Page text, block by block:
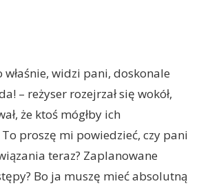
właśnie, widzi pani, doskonale
– reżyser rozejrzał się wokół,
że ktoś mógłby ich
To proszę mi powiedzieć, czy pani
teraz? Zaplanowane
Bo ja muszę mieć absolutną